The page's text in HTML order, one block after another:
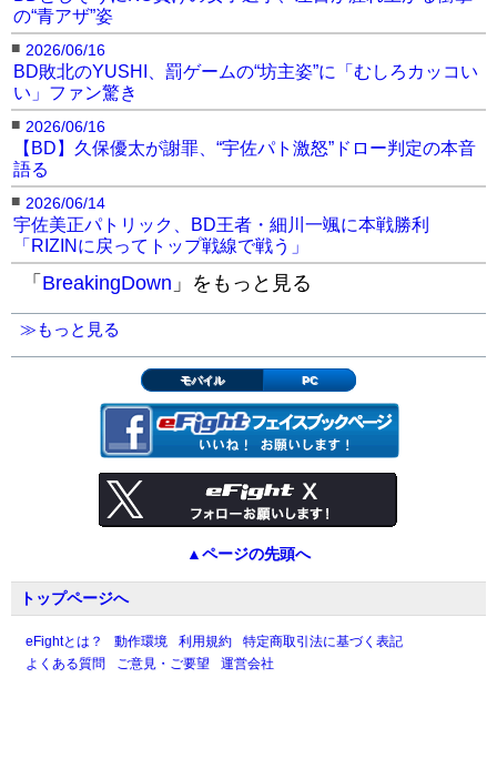
の“青アザ”姿
■ 2026/06/16
BD敗北のYUSHI、罰ゲームの“坊主姿”に「むしろカッコい
い」ファン驚き
■ 2026/06/16
【BD】久保優太が謝罪、“宇佐パト激怒”ドロー判定の本音
語る
■ 2026/06/14
宇佐美正パトリック、BD王者・細川一颯に本戦勝利
「RIZINに戻ってトップ戦線で戦う」
「 BreakingDown 」をもっと見る
≫もっと見る
モバイル PC
▲ページの先頭へ
トップページへ
eFightとは？ 動作環境 利用規約
特定商取引法に基づく表記
よくある質問
ご意見・ご要望 運営会社